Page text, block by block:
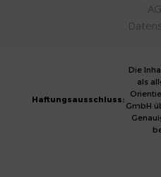
Haftungsausschluss:
Die
als
GmbH